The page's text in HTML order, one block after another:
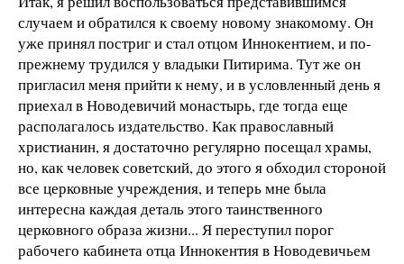
случаем и обратился к своему новому знакомому. Он
уже принял постриг и стал отцом Иннокентием, и по-
прежнему трудился у владыки Питирима. Тут же он
пригласил меня прийти к нему, и в условленный день я
приехал в Новодевичий монастырь, где тогда еще
располагалось издательство. Как православный
христианин, я достаточно регулярно посещал храмы,
но, как человек советский, до этого я обходил стороной
все церковные учреждения, и теперь мне была
интересна каждая деталь этого таинственного
церковного образа жизни... Я переступил порог
рабочего кабинета отца Иннокентия в Новодевичьем